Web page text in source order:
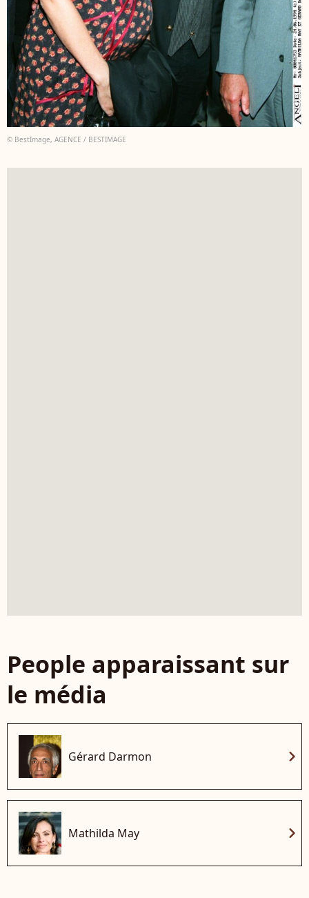
© BestImage, AGENCE / BESTIMAGE
People apparaissant sur
le média
Gérard Darmon chevron_right
Mathilda May chevron_right